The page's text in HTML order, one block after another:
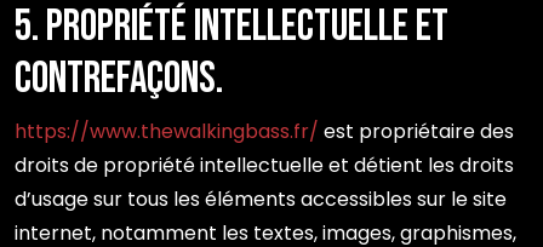
5. Propriété intellectuelle et
contrefaçons.
https://www.thewalkingbass.fr/ est propriétaire des
droits de propriété intellectuelle et détient les droits
d’usage sur tous les éléments accessibles sur le site
internet, notamment les textes, images, graphismes,